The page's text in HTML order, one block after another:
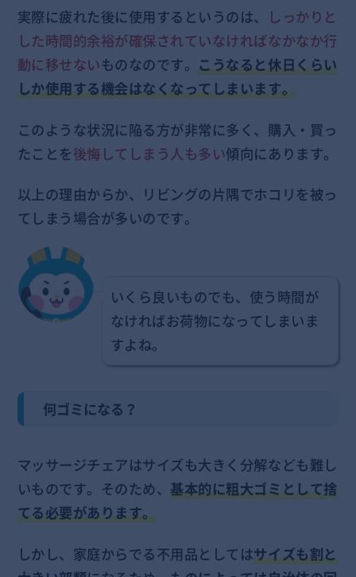
実際に疲れた後に使用するというのは、
しっかりと
した時間的余裕が確保されていなければなかなか行
動に移せないものなのです。こうなると休日くらい
しか使用する機会はなくなってしまいます。
このような状況に陥る方が非常に多く、購入・買っ
たことを後悔してしまう人も多い傾向にあります。
以上の理由からか、リビングの片隅でホコリを被っ
てしまう場合が多いのです。
いくら良いものでも、使う時間が
なければお荷物になってしまいま
すよね。
何ゴミになる？
マッサージチェアはサイズも大きく分解なども難し
いものです。そのため、基本的に粗大ゴミとして捨
てる必要があります。
しかし、家庭からでる不用品としてはサイズも割と